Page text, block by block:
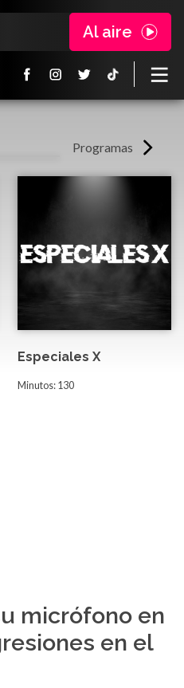
Al aire
Programas
Especiales X
Minutos: 130
micrófono en
en el